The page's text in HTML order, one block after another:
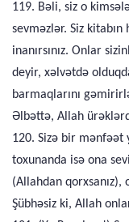
119. Bəli, siz o
sevməzlər. Siz
inanırsınız. Onlar
deyir, xəlvətdə
barmaqlarını
Əlbəttə, Allah
120. Sizə bir
toxunanda isə ona
(Allahdan
Şübhəsiz ki, Allah